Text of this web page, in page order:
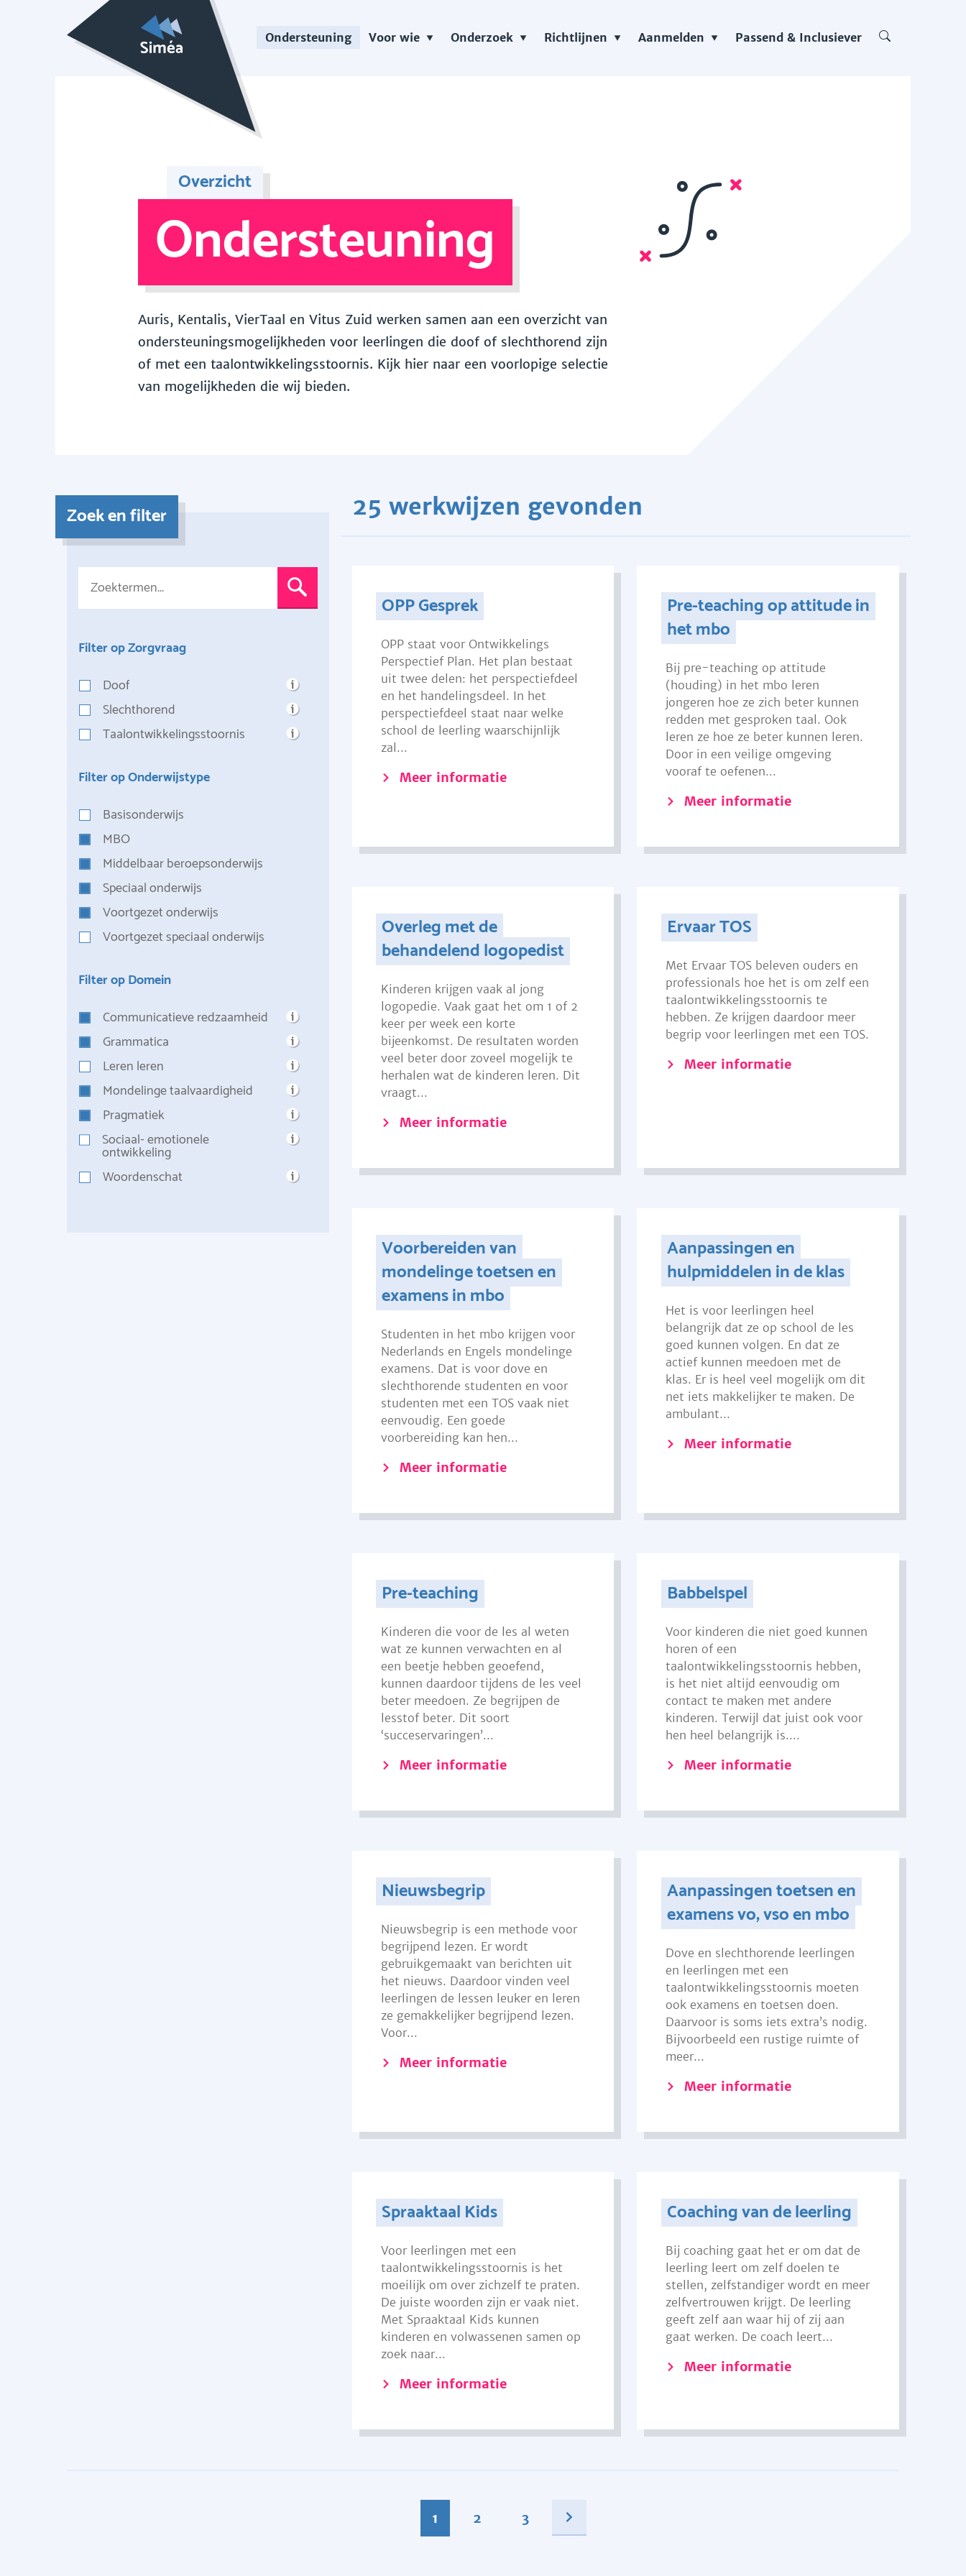
Ondersteuning Voor wie Onderzoek Richtlijnen Aanmelden Passend & Inclusiever
Overzicht
Ondersteuning
Auris, Kentalis, VierTaal en Vitus Zuid werken samen aan een overzicht van
ondersteuningsmogelijkheden voor leerlingen die doof of slechthorend zijn
of met een taalontwikkelingsstoornis. Kijk hier naar een voorlopige selectie
van mogelijkheden die wij bieden.
Zoek en filter
Filter op Zorgvraag
Doof
Slechthorend
Taalontwikkelingsstoornis
Filter op Onderwijstype
Basisonderwijs
MBO
Middelbaar beroepsonderwijs
Speciaal onderwijs
Voortgezet onderwijs
Voortgezet speciaal onderwijs
Filter op Domein
Communicatieve redzaamheid
Grammatica
Leren leren
Mondelinge taalvaardigheid
Pragmatiek
Sociaal- emotionele
ontwikkeling
Woordenschat
25 werkwijzen gevonden
OPP Gesprek
OPP staat voor Ontwikkelings
Perspectief Plan. Het plan bestaat
uit twee delen: het perspectiefdeel
en het handelingsdeel. In het
perspectiefdeel staat naar welke
school de leerling waarschijnlijk
zal...
Meer informatie
Pre-teaching op attitude in
het mbo
Bij pre-teaching op attitude
(houding) in het mbo leren
jongeren hoe ze zich beter kunnen
redden met gesproken taal. Ook
leren ze hoe ze beter kunnen leren.
Door in een veilige omgeving
vooraf te oefenen...
Meer informatie
Overleg met de
behandelend logopedist
Kinderen krijgen vaak al jong
logopedie. Vaak gaat het om 1 of 2
keer per week een korte
bijeenkomst. De resultaten worden
veel beter door zoveel mogelijk te
herhalen wat de kinderen leren. Dit
vraagt...
Meer informatie
Ervaar TOS
Met Ervaar TOS beleven ouders en
professionals hoe het is om zelf een
taalontwikkelingsstoornis te
hebben. Ze krijgen daardoor meer
begrip voor leerlingen met een TOS.
Meer informatie
Voorbereiden van
mondelinge toetsen en
examens in mbo
Studenten in het mbo krijgen voor
Nederlands en Engels mondelinge
examens. Dat is voor dove en
slechthorende studenten en voor
studenten met een TOS vaak niet
eenvoudig. Een goede
voorbereiding kan hen...
Meer informatie
Aanpassingen en
hulpmiddelen in de klas
Het is voor leerlingen heel
belangrijk dat ze op school de les
goed kunnen volgen. En dat ze
actief kunnen meedoen met de
klas. Er is heel veel mogelijk om dit
net iets makkelijker te maken. De
ambulant...
Meer informatie
Pre-teaching
Kinderen die voor de les al weten
wat ze kunnen verwachten en al
een beetje hebben geoefend,
kunnen daardoor tijdens de les veel
beter meedoen. Ze begrijpen de
lesstof beter. Dit soort
‘succeservaringen’...
Meer informatie
Babbelspel
Voor kinderen die niet goed kunnen
horen of een
taalontwikkelingsstoornis hebben,
is het niet altijd eenvoudig om
contact te maken met andere
kinderen. Terwijl dat juist ook voor
hen heel belangrijk is....
Meer informatie
Nieuwsbegrip
Nieuwsbegrip is een methode voor
begrijpend lezen. Er wordt
gebruikgemaakt van berichten uit
het nieuws. Daardoor vinden veel
leerlingen de lessen leuker en leren
ze gemakkelijker begrijpend lezen.
Voor...
Meer informatie
Aanpassingen toetsen en
examens vo, vso en mbo
Dove en slechthorende leerlingen
en leerlingen met een
taalontwikkelingsstoornis moeten
ook examens en toetsen doen.
Daarvoor is soms iets extra’s nodig.
Bijvoorbeeld een rustige ruimte of
meer...
Meer informatie
Spraaktaal Kids
Voor leerlingen met een
taalontwikkelingsstoornis is het
moeilijk om over zichzelf te praten.
De juiste woorden zijn er vaak niet.
Met Spraaktaal Kids kunnen
kinderen en volwassenen samen op
zoek naar...
Meer informatie
Coaching van de leerling
Bij coaching gaat het er om dat de
leerling leert om zelf doelen te
stellen, zelfstandiger wordt en meer
zelfvertrouwen krijgt. De leerling
geeft zelf aan waar hij of zij aan
gaat werken. De coach leert...
Meer informatie
1 2 3